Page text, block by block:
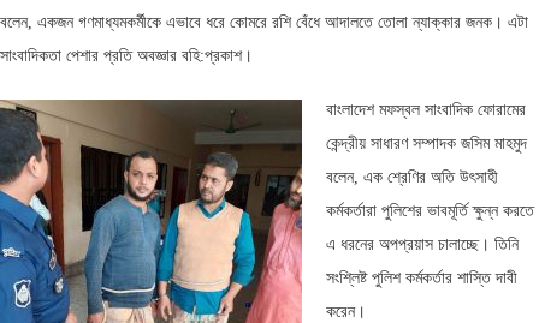
বলেন, একজন গণমাধ্যমকর্মীকে এভাবে ধরে কোমরে রশি বেঁধে আদালতে তোলা ন্যাক্কার জনক। এটা
সাংবাদিকতা পেশার প্রতি অবজ্ঞার বহি:প্রকাশ।
বাংলাদেশ মফস্বল সাংবাদিক ফোরামের
কেন্দ্রীয় সাধারণ সম্পাদক জসিম মাহমুদ
বলেন, এক শ্রেণির অতি উৎসাহী
কর্মকর্তারা পুলিশের ভাবমূর্তি ক্ষুন্ন করতে
এ ধরনের অপপ্রয়াস চালাচ্ছে। তিনি
সংশ্লিষ্ট পুলিশ কর্মকর্তার শাস্তি দাবী
করেন।